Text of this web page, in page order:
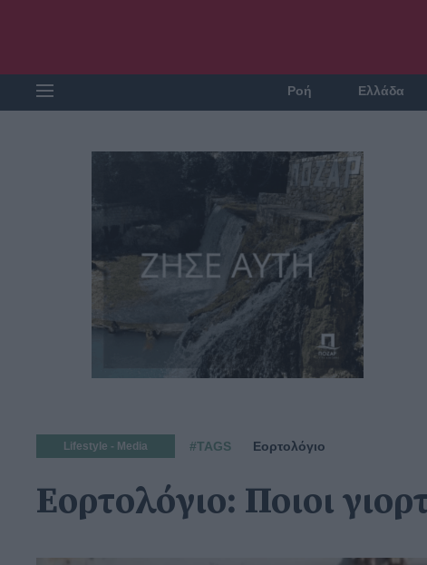
Ροή Ελλάδα
Lifestyle - Media #TAGS Εορτολόγιο
Εορτολόγιο: Ποιοι